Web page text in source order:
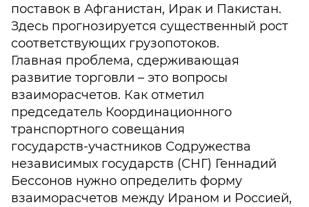
поставок в Афганистан, Ирак и Пакистан.
Здесь прогнозируется существенный рост
соответствующих грузопотоков.
Главная проблема, сдерживающая
развитие торговли – это вопросы
взаиморасчетов. Как отметил
председатель Координационного
транспортного совещания
государств‑участников Содружества
независимых государств (СНГ) Геннадий
Бессонов нужно определить форму
взаиморасчетов между Ираном и Россией,